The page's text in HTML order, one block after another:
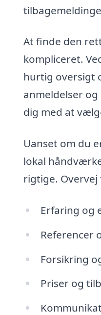
At finde den
kompliceret.
hurtig oversigt
anmeldelser
dig med at
Uanset om du
lokal
rigtige.
Erfaring og
Referencer
Forsikring
Priser og